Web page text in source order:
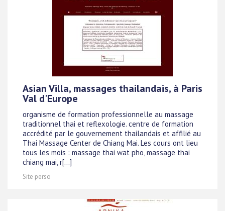
Asian Villa, massages thailandais, à Paris
Val d'Europe
organisme de formation professionnelle au massage
traditionnel thai et reflexologie. centre de formation
accrédité par le gouvernement thailandais et affilié au
Thai Massage Center de Chiang Mai. Les cours ont lieu
tous les mois : massage thai wat pho, massage thai
chiang mai, r[...]
Site perso